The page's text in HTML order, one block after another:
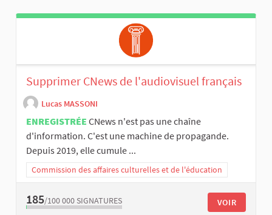
Supprimer CNews de l'audiovisuel français
Lucas MASSONI
ENREGISTRÉE CNews n'est pas une chaîne
d'information. C'est une machine de propagande.
Depuis 2019, elle cumule ...
Commission des affaires culturelles et de l'éducation
185/100 000 SIGNATURES VOIR